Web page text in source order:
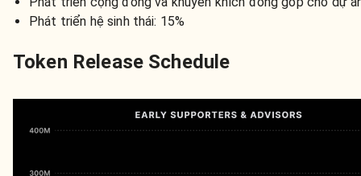
Phát triển hệ sinh thái: 15%
Token Release Schedule